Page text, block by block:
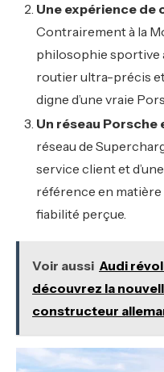
Une expérience
Contrairement à la
philosophie sportive
routier ultra-précis
digne d’une vraie
Un réseau Porsche
réseau de
service client et
référence en matière
fiabilité perçue.
Voir aussi Audi
découvrez la
constructeur